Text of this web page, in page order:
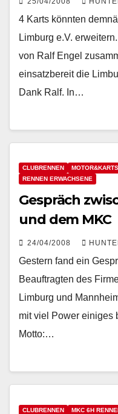
4 Karts könnten
Limburg e.V.
von Ralf Engel
einsatzbereit die
Dank Ralf. In…
CLUBRENNEN
RENNEN ERWACHSENE
Gespräch
und dem MKC
24/04/2008
Gestern fand ein
Beauftragten des
Limburg und
mit viel Power einiges
Motto:…
CLUBRENNEN MKC 6H